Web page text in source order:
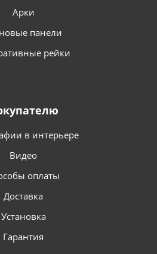
Арки
панели
рейки
в интерьере
Видео
оплаты
Доставка
Установка
Гарантия